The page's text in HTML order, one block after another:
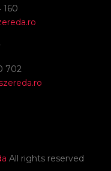
160
702
All rights reserved